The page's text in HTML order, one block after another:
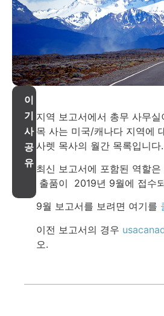
이
기
사
공
유
지역 보고서에서 총무 사무실
목 사는 미국/캐나다 지역에
사렛 목사의 월간 목록입니다.
최신 보고서에 포함된 역할
출품이 2019년 9월에 접수
9월 보고서를 보려면 여기를
이전 보고서의 경우
오.